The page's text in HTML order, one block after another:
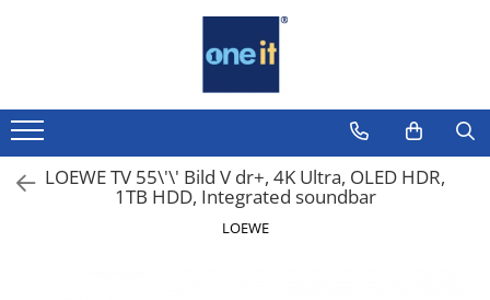
Laptop, Tablete & Telefoane
Laptop / Notebook
Notebook Consumer
LOEWE TV 55\'\' Bild V dr+, 4K Ultra, OLED HDR,
1TB HDD, Integrated soundbar
LOEWE